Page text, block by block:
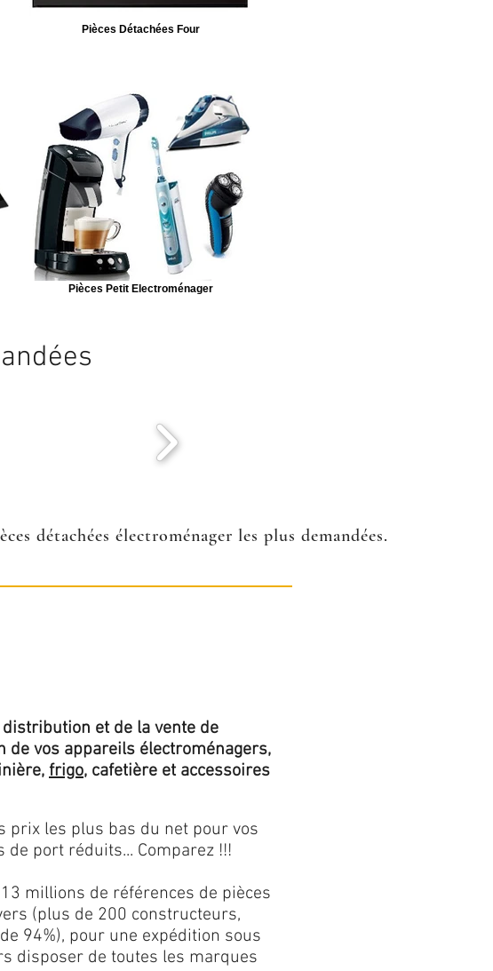
Pièces Détachées Four
Pièces Petit Electroménager
détachées électroménager les plus demandées.
et de la vente de
vos appareils électroménagers,
frigo, cafetière et accessoires
prix les plus bas du net pour vos
port réduits... Comparez !!!
millions de références de pièces
(plus de 200 constructeurs,
94%), pour une expédition sous
disposer de toutes les marques